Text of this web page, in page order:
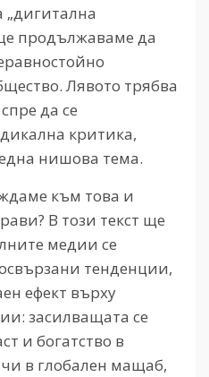
„дигитална
продължаваме да
Лявото трябва
да се
критика,
нишова тема.
към това и
В този текст ще
медии се
тенденции,
ефект върху
засилващата се
и богатство в
в глобален мащаб,